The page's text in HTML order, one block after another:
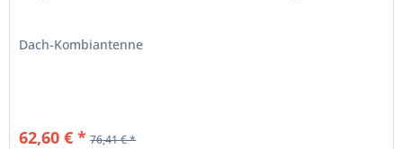
Dach-Kombiantenne
62,60 € * 76,41 € *